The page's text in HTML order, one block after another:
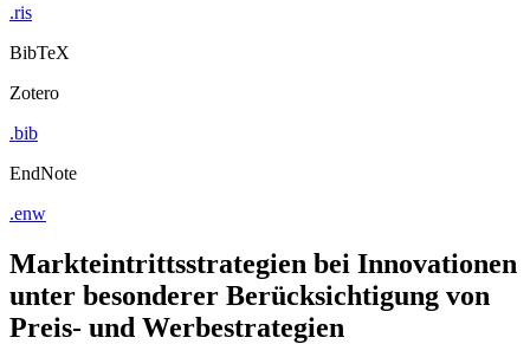
.ris
BibTeX
Zotero
.bib
EndNote
.enw
Markteintrittsstrategien bei Innovationen
unter besonderer Berücksichtigung von
Preis- und Werbestrategien